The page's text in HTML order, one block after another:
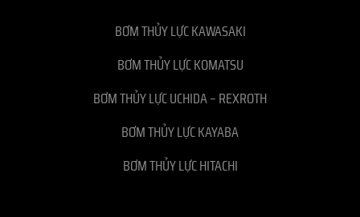
BƠM THỦY LỰC KAWASAKI
BƠM THỦY LỰC KOMATSU
BƠM THỦY LỰC UCHIDA – REXROTH
BƠM THỦY LỰC KAYABA
BƠM THỦY LỰC HITACHI